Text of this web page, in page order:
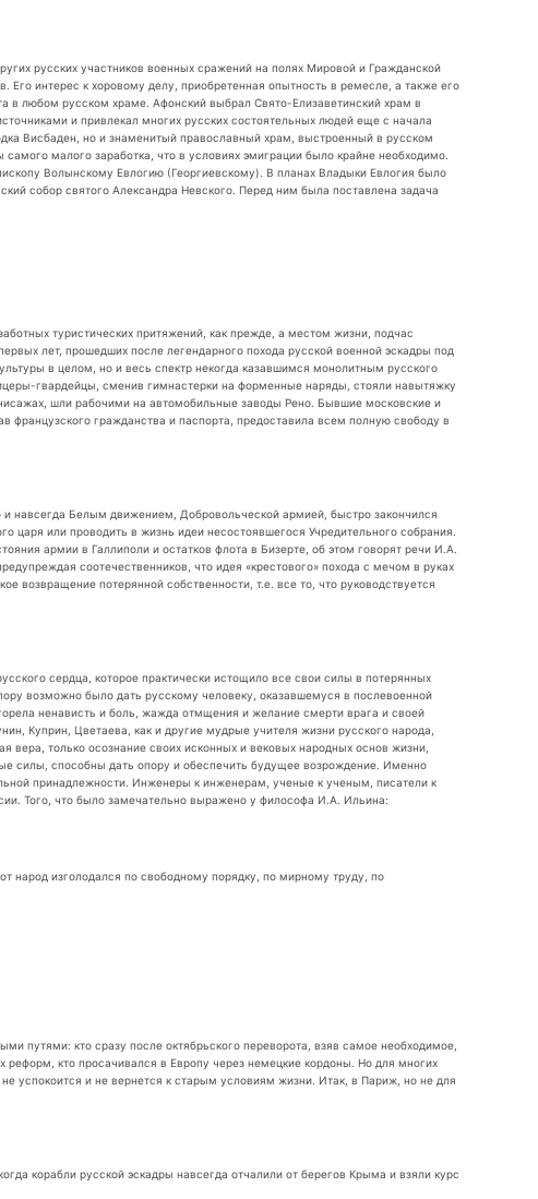
русских участников военных сражений на полях Мировой и Гражданской
Его интерес к хоровому делу, приобретенная опытность в ремесле, а также его
в любом русском храме. Афонский выбрал Свято-Елизаветинский храм в
и привлекал многих русских состоятельных людей еще с начала
Висбаден, но и знаменитый православный храм, выстроенный в русском
малого заработка, что в условиях эмиграции было крайне необходимо.
Волынскому Евлогию (Георгиевскому). В планах Владыки Евлогия было
собор святого Александра Невского. Перед ним была поставлена задача
туристических притяжений, как прежде, а местом жизни, подчас
лет, прошедших после легендарного похода русской военной эскадры под
в целом, но и весь спектр некогда казавшимся монолитным русского
гвардейцы, сменив гимнастерки на форменные наряды, стояли навытяжку
шли рабочими на автомобильные заводы Рено. Бывшие московские и
гражданства и паспорта, предоставила всем полную свободу в
навсегда Белым движением, Добровольческой армией, быстро закончился
или проводить в жизнь идеи несостоявшегося Учредительного собрания.
армии в Галлиполи и остатков флота в Бизерте, об этом говорят речи И.А.
соотечественников, что идея «крестового» похода с мечом в руках
возвращение потерянной собственности, т.е. все то, что руководствуется
сердца, которое практически истощило все свои силы в потерянных
возможно было дать русскому человеку, оказавшемуся в послевоенной
ненависть и боль, жажда отмщения и желание смерти врага и своей
Куприн, Цветаева, как и другие мудрые учителя жизни русского народа,
вера, только осознание своих исконных и вековых народных основ жизни,
силы, способны дать опору и обеспечить будущее возрождение. Именно
принадлежности. Инженеры к инженерам, ученые к ученым, писатели к
Того, что было замечательно выражено у философа И.А. Ильина:
народ изголодался по свободному порядку, по мирному труду, по
путями: кто сразу после октябрьского переворота, взяв самое необходимое,
кто просачивался в Европу через немецкие кордоны. Но для многих
успокоится и не вернется к старым условиям жизни. Итак, в Париж, но не для
корабли русской эскадры навсегда отчалили от берегов Крыма и взяли курс